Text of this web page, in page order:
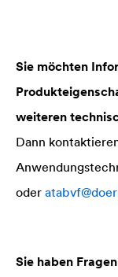
Sie möchten
weiteren
Dann
oder
Sie haben